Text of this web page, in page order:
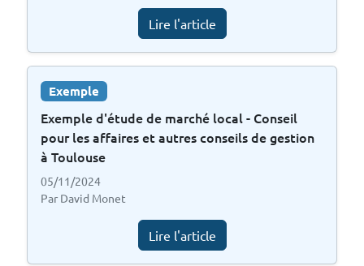
Lire l'article
Exemple
Exemple d'étude de marché local - Conseil
pour les affaires et autres conseils de gestion
à Toulouse
05/11/2024
Par David Monet
Lire l'article